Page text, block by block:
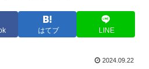
はてブ LINE
2024.09.22